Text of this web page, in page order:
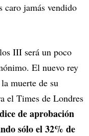
caro jamás vendido
III será un poco
El nuevo rey
muerte de su
el Times de Londres
de aprobación
sólo el 32% de